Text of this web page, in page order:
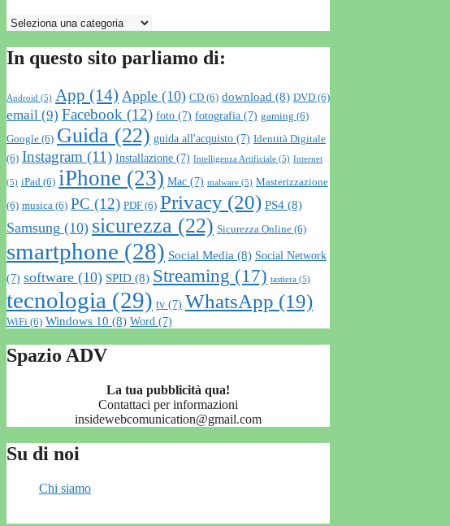
Categorie
In questo sito parliamo di:
Android (5) App (14) Apple (10) CD (6) download (8) DVD (6)
email (9) Facebook (12) foto (7) fotografia (7) gaming (6)
Google (6) Guida (22) guida all'acquisto (7) Identità Digitale
(6) Instagram (11) Installazione (7) Intelligenza Artificiale (5) Internet
(5) iPad (6) iPhone (23) Mac (7) malware (5) Masterizzazione
(6) musica (6) PC (12) PDF (6) Privacy (20) PS4 (8)
Samsung (10) sicurezza (22) Sicurezza Online (6)
smartphone (28) Social Media (8) Social Network
(7) software (10) SPID (8) Streaming (17) tastiera (5)
tecnologia (29) tv (7) WhatsApp (19)
WiFi (6) Windows 10 (8) Word (7)
Spazio ADV
La tua pubblicità qua!
Contattaci per informazioni
insidewebcomunication@gmail.com
Su di noi
Chi siamo